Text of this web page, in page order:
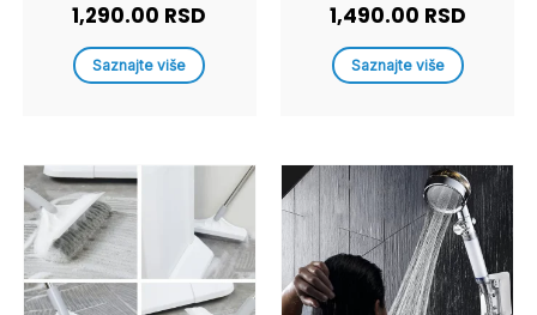
1,290.00 RSD
Saznajte više
1,490.00 RSD
Saznajte više